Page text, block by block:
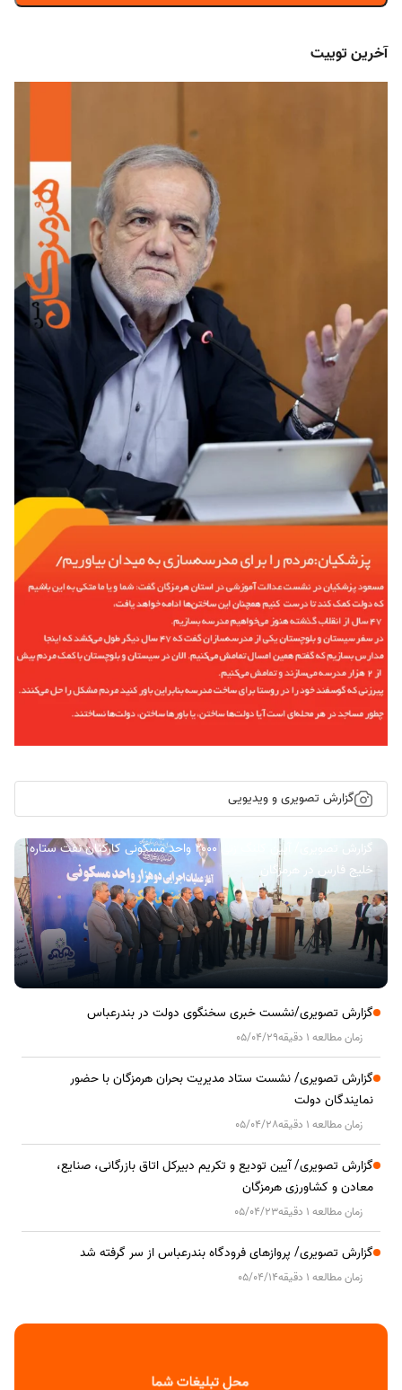
آخرین توییت
گزارش تصویری و ویدیویی
گزارش تصویری/ آیین کلنگ زنی ۲۰۰۰ واحد مسکونی کارکنان نفت ستاره
خلیج فارس در هرمزگان
گزارش تصویری/نشست خبری سخنگوی دولت در بندرعباس
زمان مطالعه 1 دقیقه 05/04/29
گزارش تصویری/ نشست ستاد مدیریت بحران هرمزگان با حضور
نمایندگان دولت
زمان مطالعه 1 دقیقه 05/04/28
گزارش تصویری/ آیین تودیع و تکریم دبیرکل اتاق بازرگانی، صنایع،
معادن و کشاورزی هرمزگان
زمان مطالعه 1 دقیقه 05/04/23
گزارش تصویری/ پروازهای فرودگاه بندرعباس از سر گرفته شد
زمان مطالعه 1 دقیقه 05/04/14